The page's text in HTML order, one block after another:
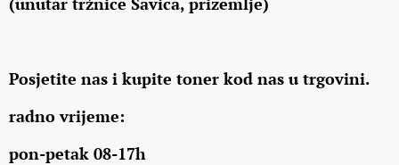
Posjetite nas i kupite toner kod nas u trgovini.
radno vrijeme:
pon-petak 08-17h